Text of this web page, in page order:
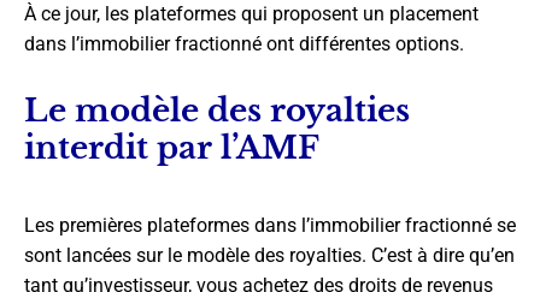
À ce jour, les plateformes qui proposent un placement
dans l’immobilier fractionné ont différentes options.
Le modèle des royalties
interdit par l’AMF
Les premières plateformes dans l’immobilier fractionné se
sont lancées sur le modèle des royalties. C’est à dire qu’en
tant qu’investisseur, vous achetez des droits de revenus